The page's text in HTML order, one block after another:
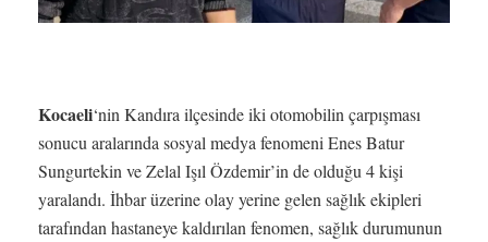
Kocaeli‘nin Kandıra ilçesinde iki otomobilin çarpışması
sonucu aralarında sosyal medya fenomeni Enes Batur
Sungurtekin ve Zelal Işıl Özdemir’in de olduğu 4 kişi
yaralandı. İhbar üzerine olay yerine gelen sağlık ekipleri
tarafından hastaneye kaldırılan fenomen, sağlık durumunun